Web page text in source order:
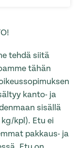
tehdä siitä
tähän
kanto- ja
sisällä
kpl). Etu ei
pakkaus- ja